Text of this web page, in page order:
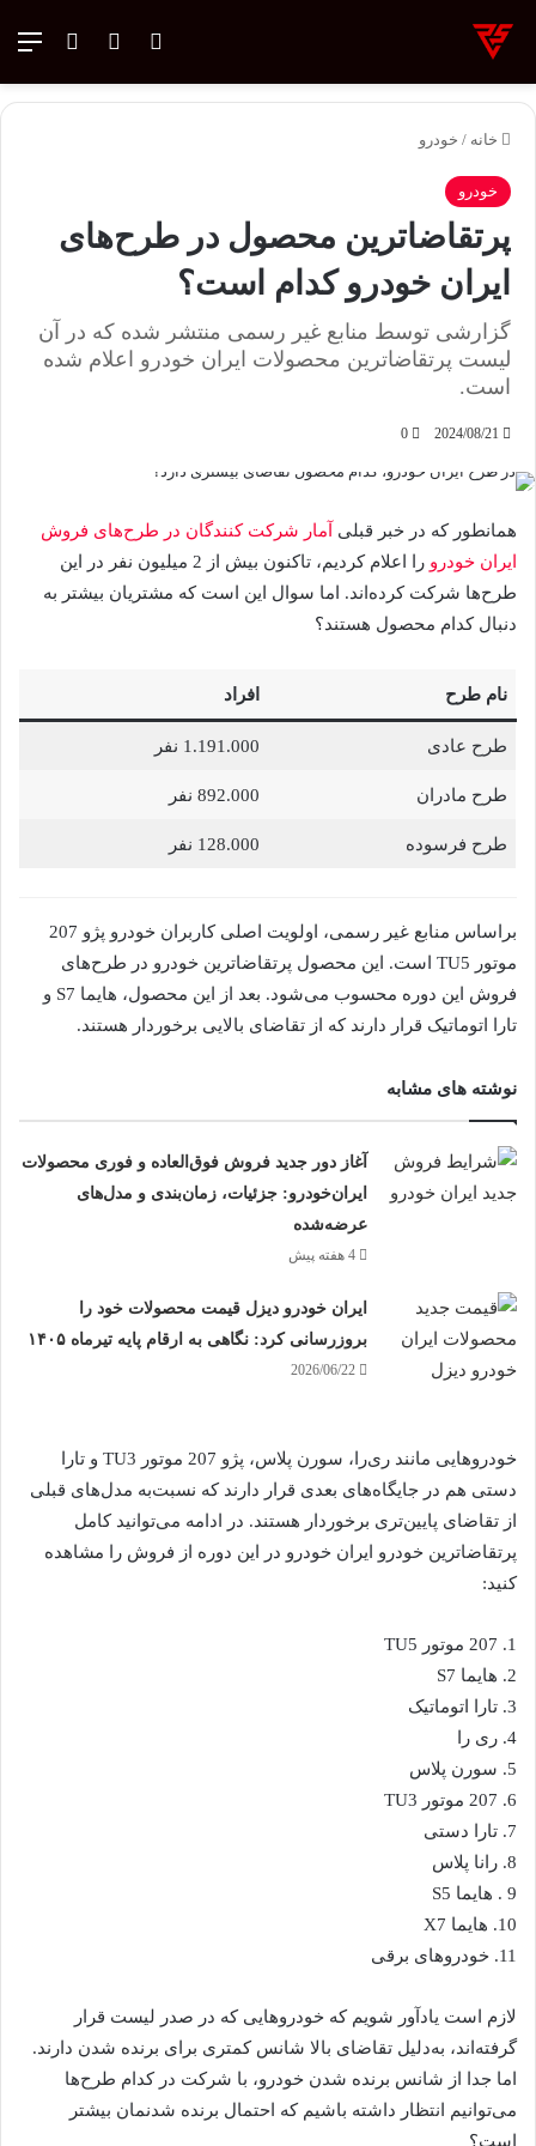
جستجو
تغییر پوسته ورود
خانه / خودرو
خودرو
پرتقاضاترین محصول در طرح‌های
ایران خودرو کدام است؟
گزارشی توسط منابع غیر رسمی منتشر شده که در آن
لیست پرتقاضاترین محصولات ایران خودرو اعلام شده
است.
2024/08/21
0
همانطور که در خبر قبلی
آمار شرکت کنندگان در طرح‌های فروش
ایران خودرو
را اعلام کردیم، تاکنون بیش از 2 میلیون نفر در این
طرح‌ها شرکت کرده‌اند. اما سوال این است که مشتریان بیشتر به
دنبال کدام محصول هستند؟
نام طرح افراد
طرح عادی 1.191.000 نفر
طرح مادران 892.000 نفر
طرح فرسوده 128.000 نفر
براساس منابع غیر رسمی، اولویت اصلی کاربران خودرو پژو 207
موتور TU5 است. این محصول پرتقاضاترین خودرو در طرح‌های
فروش این دوره محسوب می‌شود. بعد از این محصول، هایما S7 و
تارا اتوماتیک قرار دارند که از تقاضای بالایی برخوردار هستند.
نوشته های مشابه
آغاز دور جدید فروش فوق‌العاده و فوری محصولات
ایران‌خودرو: جزئیات، زمان‌بندی و مدل‌های
عرضه‌شده
4 هفته پیش
ایران خودرو دیزل قیمت محصولات خود را
بروزرسانی کرد: نگاهی به ارقام پایه تیرماه ۱۴۰۵
2026/06/22
خودروهایی مانند ری‌را، سورن پلاس، پژو 207 موتور TU3 و تارا
دستی هم در جایگاه‌های بعدی قرار دارند که نسبت‌به مدل‌های قبلی
از تقاضای پایین‌تری برخوردار هستند. در ادامه می‌توانید کامل
پرتقاضاترین خودرو ایران خودرو در این دوره از فروش را مشاهده
کنید:
1. 207 موتور TU5
2. هایما S7
3. تارا اتوماتیک
4. ری را
5. سورن پلاس
6. 207 موتور TU3
7. تارا دستی
8. رانا پلاس
9 . هایما S5
10. هایما X7
11. خودروهای برقی
لازم است یادآور شویم که خودروهایی که در صدر لیست قرار
گرفته‌اند، به‌دلیل تقاضای بالا شانس کمتری برای برنده شدن دارند.
اما جدا از شانس برنده شدن خودرو، با شرکت در کدام طرح‌ها
می‌توانیم انتظار داشته باشیم که احتمال برنده شدنمان بیشتر
است؟